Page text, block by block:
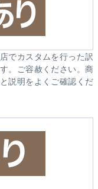
でカスタムを行った訳
。ご容赦ください。商
説明をよくご確認くだ